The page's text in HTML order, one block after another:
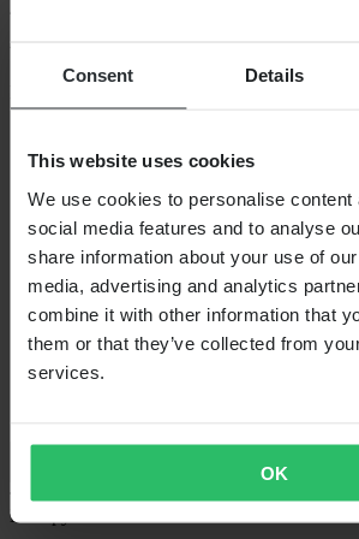
Consent Details
This website uses cookies
We use cookies to personalise content
social media features and to analyse
share information about your use of
media, advertising and analytics
combine it with other information that
them or that they’ve collected from
services.
OK
4.47
45
7
3
2
0
1
Nákupy